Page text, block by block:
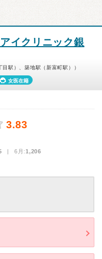
イクリニック銀
駅）、築地駅（新富町駅））
女医在籍
3.83
| 6月:1,206